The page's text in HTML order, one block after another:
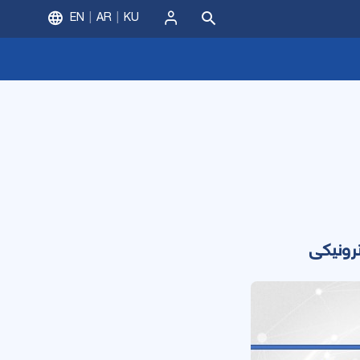
ورود
EN AR KU